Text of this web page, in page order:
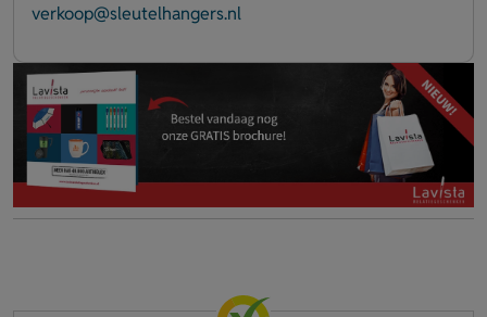
verkoop@sleutelhangers.nl